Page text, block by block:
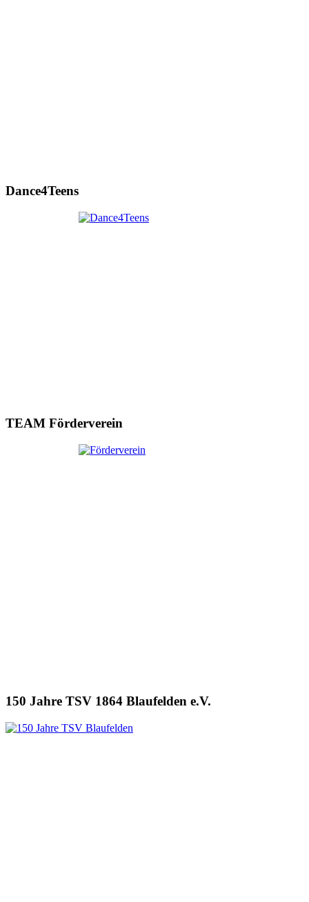
Dance4Teens
TEAM Förderverein
150 Jahre TSV 1864 Blaufelden e.V.